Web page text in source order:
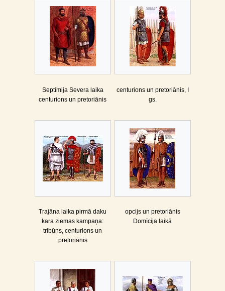
Septīmija Severa laika
centurions un pretoriānis
centurions un pretoriānis, I
gs.
Trajāna laika pirmā daku
kara ziemas kampaņa:
tribūns, centurions un
pretoriānis
opcijs un pretoriānis
Domīcija laikā